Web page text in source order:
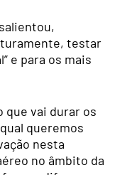
testar
e para os mais
que vai durar os
queremos
nesta
no âmbito da